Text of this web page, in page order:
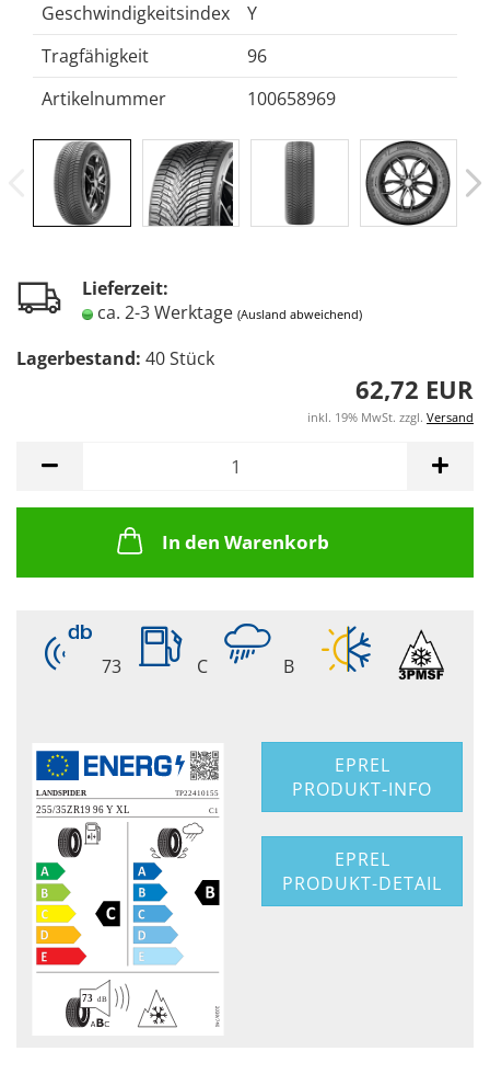
Geschwindigkeitsindex
Y
Tragfähigkeit
96
Artikelnummer
100658969
Lieferzeit:
ca. 2-3 Werktage (Ausland abweichend)
Lagerbestand: 40Stück
62,72 EUR
inkl. 19% MwSt. zzgl. Versand
In den Warenkorb
73 C B
EPREL
PRODUKT-INFO
EPREL
PRODUKT-DETAIL